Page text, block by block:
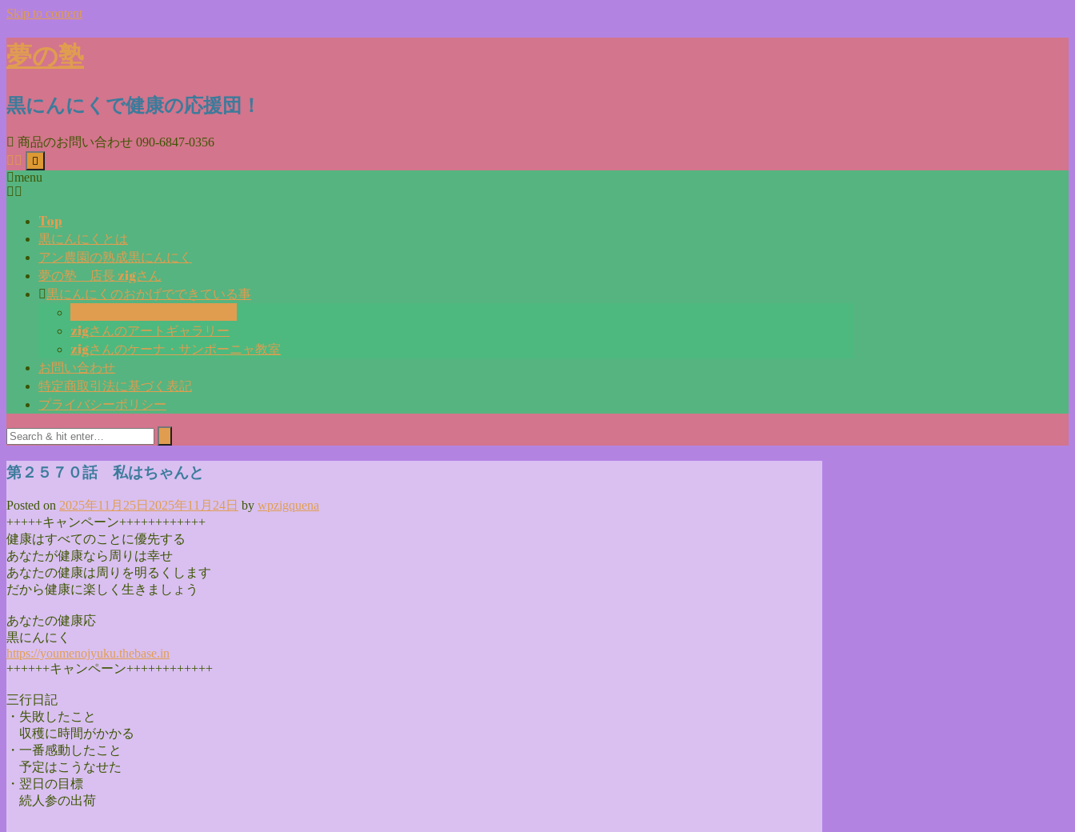
Skip to content
夢の塾
黒にんにくで健康の応援団！
商品のお問い合わせ 090-6847-0356
menu
Top
黒にんにくとは
アン農園の熟成黒にんにく
夢の塾 店長 zigさん
黒にんにくのおかげでできている事
zigさんのアートギャラリー
zigさんのケーナ・サンポーニャ教室
お問い合わせ
特定商取引法に基づく表記
プライバシーポリシー
第２５７０話 私はちゃんと
Posted on 2025年11月25日 2025年11月24日 by wpzigquena
+++++キャンペーン++++++++++++
健康はすべてのことに優先する
あなたが健康なら周りは幸せ
あなたの健康は周りを明るくします
だから健康に楽しく生きましょう
あなたの健康応
黒にんにく
https://youmenojyuku.thebase.in
++++++キャンペーン++++++++++++
三行日記
・失敗したこと
収穫に時間がかかる
・一番感動したこと
予定はこうなせた
・翌日の目標
続人参の出荷